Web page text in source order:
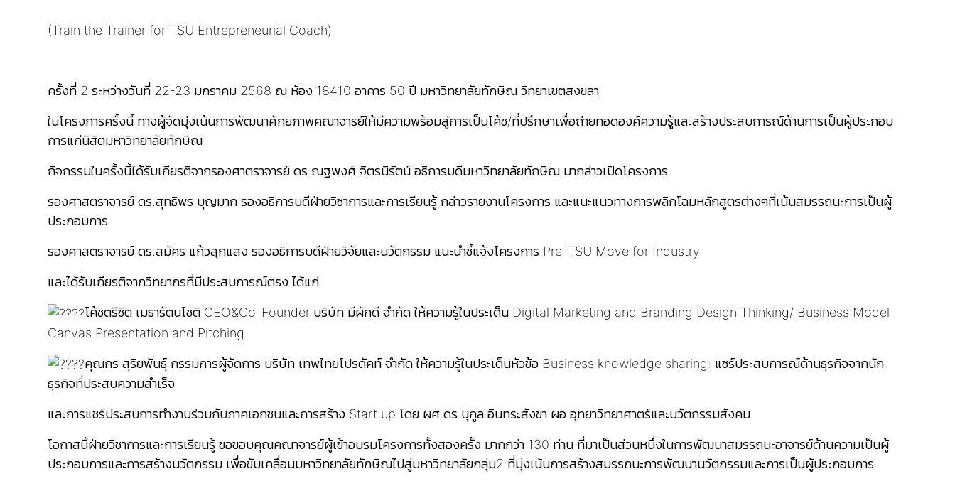
(Train the Trainer for TSU Entrepreneurial Coach)
ครั้งที่ 2 ระหว่างวันที่ 22-23 มกราคม 2568 ณ ห้อง 18410 อาคาร 50 ปี มหาวิทยาลัยทักษิณ วิทยาเขตสงขลา
ในโครงการครั้งนี้ ทางผู้จัดมุ่งเน้นการพัฒนาศักยภาพคณาจารย์ให้มีความพร้อมสู่การเป็นโค้ช/ที่ปรึกษาเพื่อถ่ายทอดองค์ความรู้และสร้างประสบการณ์ด้านการเป็นผู้ประกอบ
การแก่นิสิตมหาวิทยาลัยทักษิณ
กิจกรรมในครั้งนี้ได้รับเกียรติจากรองศาตราจารย์ ดร.ณฐพงศ์ จิตรนิรัตน์ อธิการบดีมหาวิทยาลัยทักษิณ มากล่าวเปิดโครงการ
รองศาสตราจารย์ ดร.สุทธิพร บุญมาก รองอธิการบดีฝ่ายวิชาการและการเรียนรู้ กล่าวรายงานโครงการ และแนะแนวทางการพลิกโฉมหลักสูตรต่างๆที่เน้นสมรรถนะการเป็นผู้
ประกอบการ
รองศาสตราจารย์ ดร.สมัคร แก้วสุกแสง รองอธิการบดีฝ่ายวิจัยและนวัตกรรม แนะนำชี้แจ้งโครงการ Pre-TSU Move for Industry
และได้รับเกียรติจากวิทยากรที่มีประสบการณ์ตรง ได้แก่
โค้ชตรีชิต เมธารัตนโชติ CEO&Co-Founder บริษัท มีผักดี จำกัด ให้ความรู้ในประเด็น Digital Marketing and Branding Design Thinking/ Business Model
Canvas Presentation and Pitching
คุณกร สุริยพันธุ์ กรรมการผู้จัดการ บริษัท เทพไทยโปรดัคท์ จำกัด ให้ความรู้ในประเด็นหัวข้อ Business knowledge sharing: แชร์ประสบการณ์ด้านธุรกิจจากนัก
ธุรกิจที่ประสบความสำเร็จ
และการแชร์ประสบการทำงานร่วมกับภาคเอกชนและการสร้าง Start up โดย ผศ.ดร.นุกูล อินทระสังขา ผอ.อุทยาวิทยาศาตร์และนวัตกรรมสังคม
โอกาสนี้ฝ่ายวิชาการและการเรียนรู้ ขอขอบคุณคณาจารย์ผู้เข้าอบรมโครงการทั้งสองครั้ง มากกว่า 130 ท่าน ที่มาเป็นส่วนหนึ่งในการพัฒนาสมรรถนะอาจารย์ด้านความเป็นผู้
ประกอบการและการสร้างนวัตกรรม เพื่อขับเคลื่อนมหาวิทยาลัยทักษิณไปสู่มหาวิทยาลัยกลุ่ม2 ที่มุ่งเน้นการสร้างสมรรถนะการพัฒนานวัตกรรมและการเป็นผู้ประกอบการ